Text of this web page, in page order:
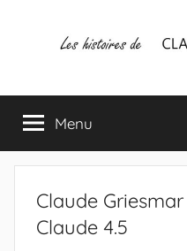
Les
histoires
de
CLAUDE
mes
lectures
favorites
Menu
Claude
Claude 4.5